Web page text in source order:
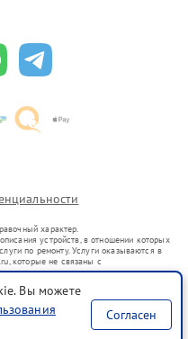
характер.
устройств, в отношении которых
по ремонту. Услуги оказываются в
которые не связаны с
представителями.
в гражданский оборот в соответствии
индивидуализации услуг или введения
о предоставляемых услугах по
офертой, определяемой
Вы можете
Согласен